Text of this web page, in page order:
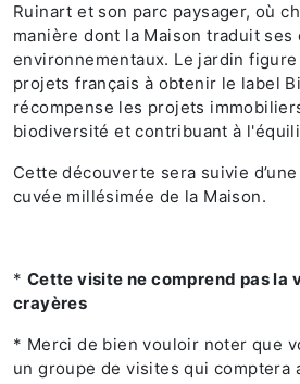
Ruinart et son parc paysager, où
manière dont la Maison traduit ses
environnementaux. Le jardin
projets français à obtenir le label
récompense les projets
biodiversité et contribuant à
Cette découverte sera suivie
cuvée millésimée de la Maison.
* Cette visite ne comprend pas la
crayères
* Merci de bien vouloir noter que
un groupe de visites qui comptera